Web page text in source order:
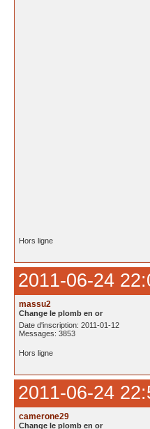
Hors ligne
2011-06-24
massu2
Change le plomb en or
Date d'inscription: 2011-01-12
Messages: 3853
Hors ligne
2011-06-24
camerone29
Change le plomb en or